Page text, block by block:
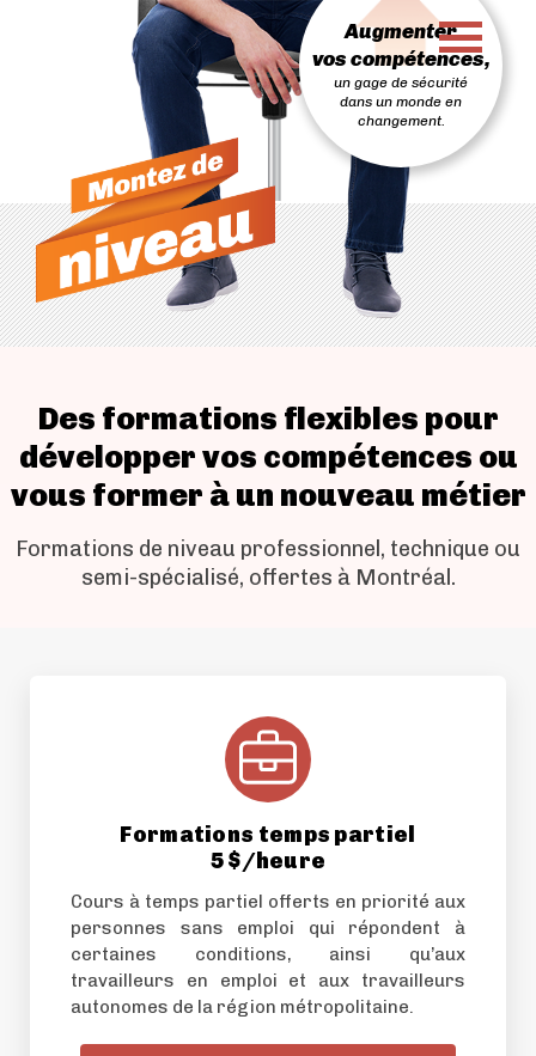
Augmenter
vos compétences,
un gage de sécurité
dans un monde en
changement.
Des formations flexibles pour
développer vos compétences ou
vous former à un nouveau métier
Formations de niveau professionnel, technique ou
semi-spécialisé, offertes à Montréal.
Formations temps partiel
5 $/heure
Cours à temps partiel offerts en priorité aux
personnes sans emploi qui répondent à
certaines conditions, ainsi qu’aux
travailleurs en emploi et aux travailleurs
autonomes de la région métropolitaine.